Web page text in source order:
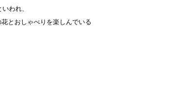
われ、
とおしゃべりを楽しんでいる